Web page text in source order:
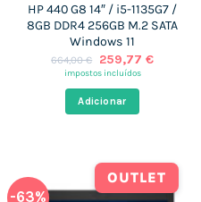
HP 440 G8 14″ / i5-1135G7 /
8GB DDR4 256GB M.2 SATA
Windows 11
664,00€
O
preço
era:
664,00 €.
259,77 €O
impostos incluídos
Adicionar
-63%
OUTLET